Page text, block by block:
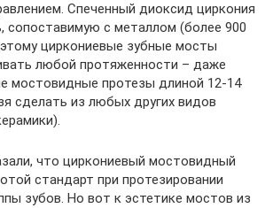
Спеченный диоксид циркония
сопоставимую с металлом (более 900
циркониевые зубные мосты
любой протяженности – даже
мостовидные протезы длиной 12-14
сделать из любых других видов
что циркониевый мостовидный
стандарт при протезировании
зубов. Но вот к эстетике мостов из